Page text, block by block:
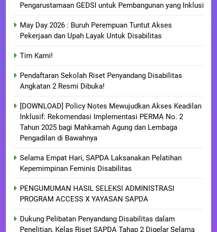
Pengarustamaan GEDSI untuk Pembangunan yang Inklusi
May Day 2026 : Buruh Perempuan Tuntut Akses
Pekerjaan dan Upah Layak Untuk Disabilitas
Tim Kami!
Pendaftaran Sekolah Riset Penyandang Disabilitas
Angkatan 2 Resmi Dibuka!
[DOWNLOAD] Policy Notes Mewujudkan Akses Keadilan
Inklusif: Rekomendasi Implementasi PERMA No. 2
Tahun 2025 bagi Mahkamah Agung dan Lembaga
Pengadilan di Bawahnya
Selama Empat Hari, SAPDA Laksanakan Pelatihan
Kepemimpinan Feminis Disabilitas
PENGUMUMAN HASIL SELEKSI ADMINISTRASI
PROGRAM ACCESS X YAYASAN SAPDA
Dukung Pelibatan Penyandang Disabilitas dalam
Penelitian, Kelas Riset SAPDA Tahap 2 Digelar Selama